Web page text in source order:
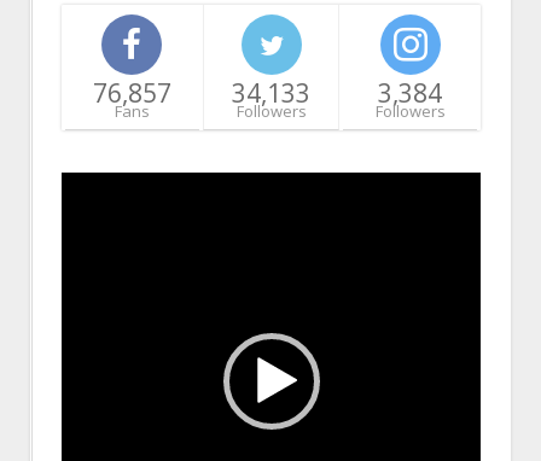
76,857
Fans
34,133
Followers
3,384
Followers